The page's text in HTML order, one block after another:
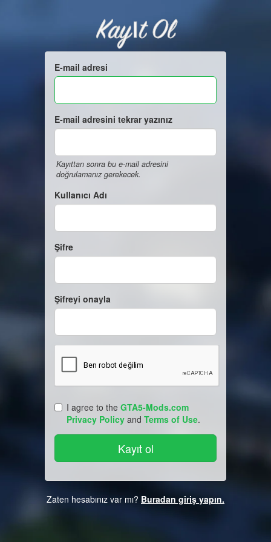
Kayıt Ol
E-mail adresi
E-mail adresini tekrar yazınız
Kayıttan sonra bu e-mail adresini
doğrulamanız gerekecek.
Kullanıcı Adı
Şifre
Şifreyi onayla
I agree to the GTA5-Mods.com
Privacy Policy and Terms of Use.
Zaten hesabınız var mı? Buradan giriş yapın.